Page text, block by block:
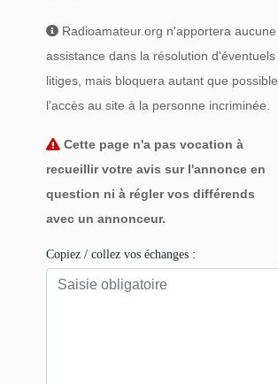
Radioamateur.org n'apportera aucune
assistance dans la résolution d'éventuels
litiges, mais bloquera autant que possible
l'accès au site à la personne incriminée.
Cette page n'a pas vocation à
recueillir votre avis sur l'annonce en
question ni à régler vos différends
avec un annonceur.
Copiez / collez vos échanges :